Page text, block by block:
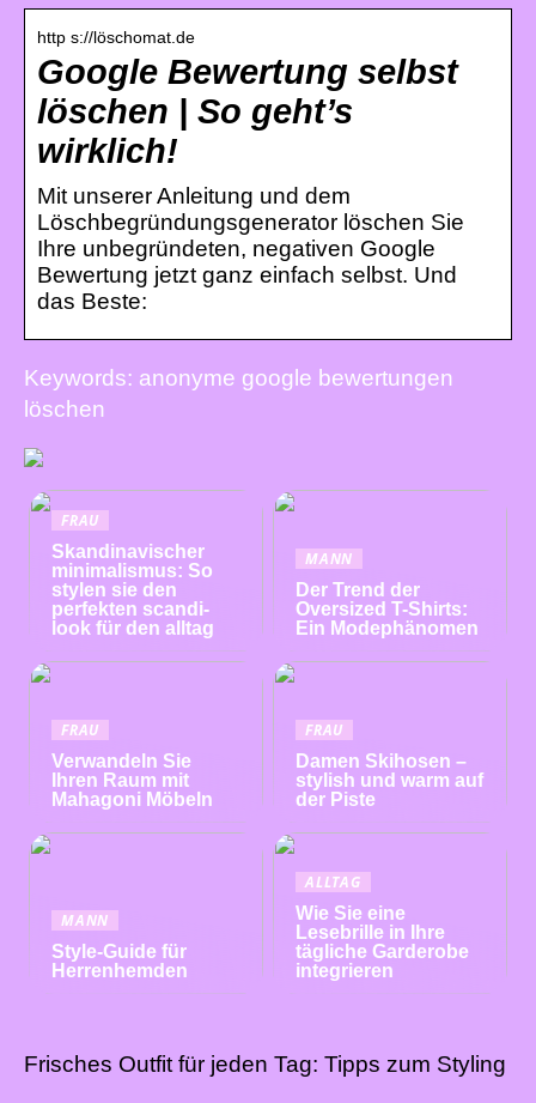
http s://löschomat.de
Google Bewertung selbst
löschen | So geht’s
wirklich!
Mit unserer Anleitung und dem
Löschbegründungsgenerator löschen Sie
Ihre unbegründeten, negativen Google
Bewertung jetzt ganz einfach selbst. Und
das Beste:
Keywords: anonyme google bewertungen
löschen
FRAU
Skandinavischer
minimalismus: So
stylen sie den
perfekten scandi-
look für den alltag
MANN
Der Trend der
Oversized T-Shirts:
Ein Modephänomen
FRAU
Verwandeln Sie
Ihren Raum mit
Mahagoni Möbeln
FRAU
Damen Skihosen –
stylish und warm auf
der Piste
MANN
Style-Guide für
Herrenhemden
ALLTAG
Wie Sie eine
Lesebrille in Ihre
tägliche Garderobe
integrieren
Frisches Outfit für jeden Tag: Tipps zum Styling